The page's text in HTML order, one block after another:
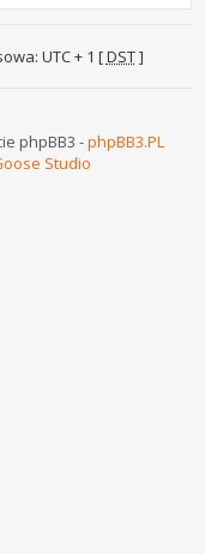
UTC + 1 [DST]
phpBB3 -phpBB3.PL
Studio